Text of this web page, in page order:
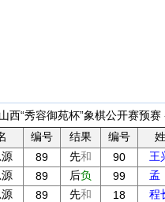
西“秀容御苑杯”象棋公开赛预赛
编号 结果 编号
89 先和 90
王
89 后负 99
89 先和 18
程